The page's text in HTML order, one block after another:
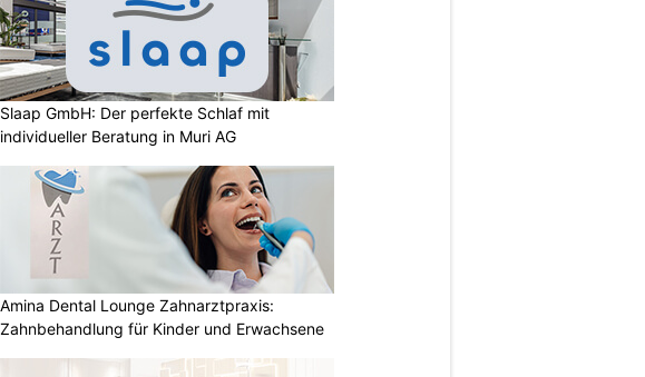
Slaap GmbH: Der perfekte Schlaf mit
individueller Beratung in Muri AG
Amina Dental Lounge Zahnarztpraxis:
Zahnbehandlung für Kinder und Erwachsene